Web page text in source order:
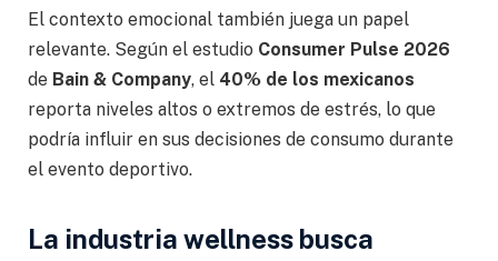
El contexto emocional también juega un papel
relevante. Según el estudio Consumer Pulse 2026
de Bain & Company, el 40% de los mexicanos
reporta niveles altos o extremos de estrés, lo que
podría influir en sus decisiones de consumo durante
el evento deportivo.
La industria wellness busca